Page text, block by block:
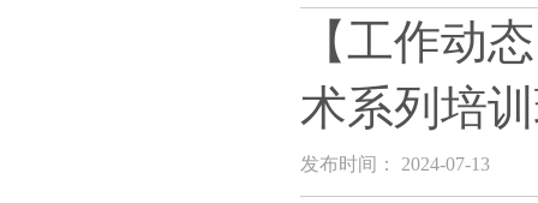
【工作动
术系列培
发布时间： 2024-07-13